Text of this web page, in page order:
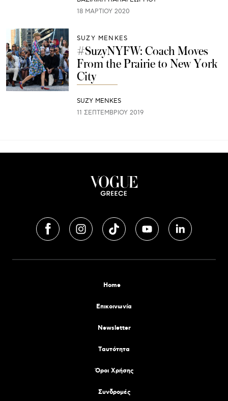
18 ΜΑΡΤΊΟΥ 2020
SUZY MENKES
#SuzyNYFW: Coach Moves
From the Prairie to New York
City
SUZY MENKES
11 ΣΕΠΤΕΜΒΡΊΟΥ 2019
Home
Επικοινωνία
Newsletter
Tαυτότητα
Όροι Χρήσης
Συνδρομές